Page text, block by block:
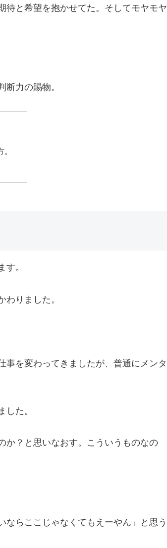
待と希望を抱かせてた。そしてモヤモヤ
力の賜物。
。
りました。
事を変わってきましたが、普通にメンタ
た。
か？と思いなおす。こういうものなの
らここじゃなくてもえーやん」と思う